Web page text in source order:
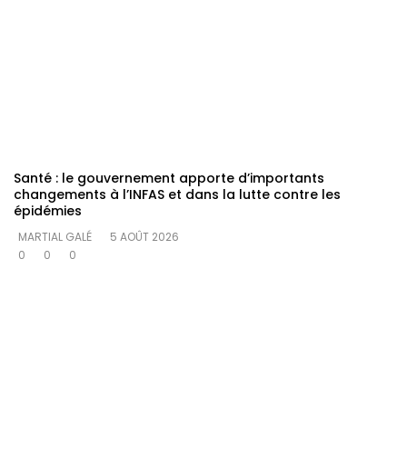
Santé : le gouvernement apporte d’importants
changements à l’INFAS et dans la lutte contre les
épidémies
MARTIAL GALÉ
5 AOÛT 2026
0
0 0